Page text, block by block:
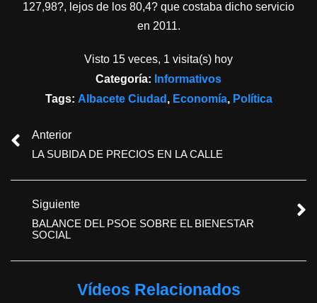
127,98?, lejos de los 80,4? que costaba dicho servicio
en 2011.
Visto 15 veces, 1 visita(s) hoy
Categoría: Informativos
Tags: Albacete Ciudad , Economía, Política
Anterior
LA SUBIDA DE PRECIOS EN LA CALLE
Siguiente
BALANCE DEL PSOE SOBRE EL BIENESTAR
SOCIAL
Vídeos Relacionados